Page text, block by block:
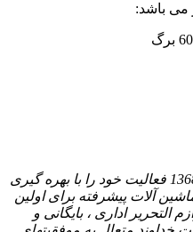
می باشد:
شرکت مهندسی پیلاوران در سال 1368 فعالیت خود را با بهره گیری
آلات پیشرفته برای اولین
التحریر اداری ، بایگانی و